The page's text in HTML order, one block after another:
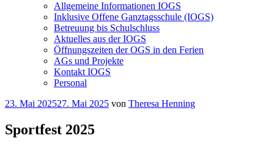
Allgemeine Informationen IOGS
Inklusive Offene Ganztagsschule (IOGS)
Betreuung bis Schulschluss
Aktuelles aus der IOGS
Öffnungszeiten der OGS in den Ferien
AGs und Projekte
Kontakt IOGS
Personal
Veröffentlicht
23. Mai 202527. Mai 2025 von Theresa Henning
Sportfest 2025